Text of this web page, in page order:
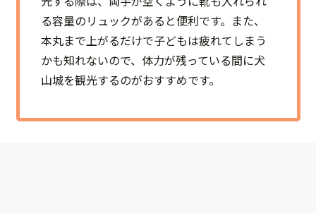
る容量のリュックがあると便利です。また、
本丸まで上がるだけで子どもは疲れてしまう
かも知れないので、体力が残っている間に犬
山城を観光するのがおすすめです。